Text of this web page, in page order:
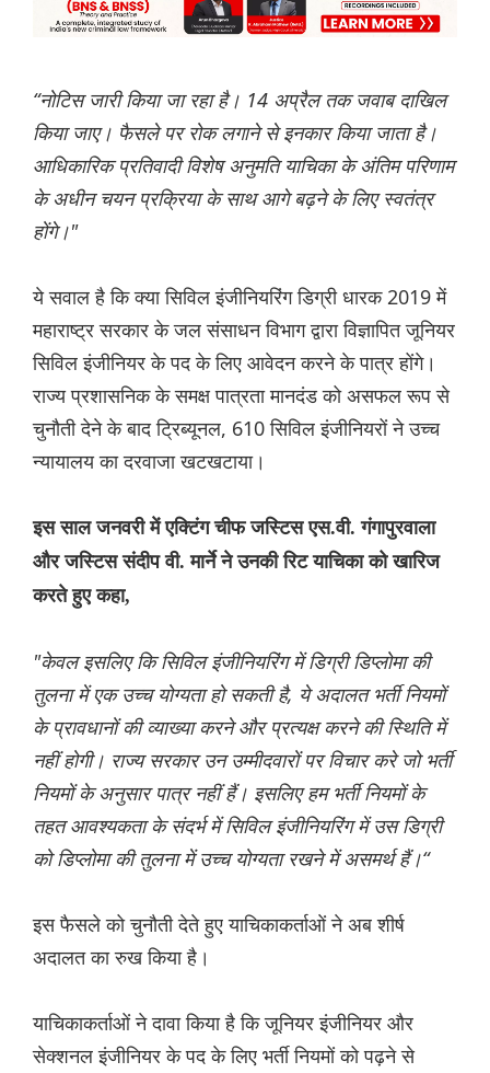
“नोटिस जारी किया जा रहा है। 14 अप्रैल तक जवाब दाखिल
किया जाए। फैसले पर रोक लगाने से इनकार किया जाता है।
आधिकारिक प्रतिवादी विशेष अनुमति याचिका के अंतिम परिणाम
के अधीन चयन प्रक्रिया के साथ आगे बढ़ने के लिए स्वतंत्र
होंगे।"
ये सवाल है कि क्या सिविल इंजीनियरिंग डिग्री धारक 2019 में
महाराष्ट्र सरकार के जल संसाधन विभाग द्वारा विज्ञापित जूनियर
सिविल इंजीनियर के पद के लिए आवेदन करने के पात्र होंगे।
राज्य प्रशासनिक के समक्ष पात्रता मानदंड को असफल रूप से
चुनौती देने के बाद ट्रिब्यूनल, 610 सिविल इंजीनियरों ने उच्च
न्यायालय का दरवाजा खटखटाया।
इस साल जनवरी में एक्टिंग चीफ जस्टिस एस.वी. गंगापुरवाला
और जस्टिस संदीप वी. मार्ने ने उनकी रिट याचिका को खारिज
करते हुए कहा,
"केवल इसलिए कि सिविल इंजीनियरिंग में डिग्री डिप्लोमा की
तुलना में एक उच्च योग्यता हो सकती है, ये अदालत भर्ती नियमों
के प्रावधानों की व्याख्या करने और प्रत्यक्ष करने की स्थिति में
नहीं होगी। राज्य सरकार उन उम्मीदवारों पर विचार करे जो भर्ती
नियमों के अनुसार पात्र नहीं हैं। इसलिए हम भर्ती नियमों के
तहत आवश्यकता के संदर्भ में सिविल इंजीनियरिंग में उस डिग्री
को डिप्लोमा की तुलना में उच्च योग्यता रखने में असमर्थ हैं।“
इस फैसले को चुनौती देते हुए याचिकाकर्ताओं ने अब शीर्ष
अदालत का रुख किया है।
याचिकाकर्ताओं ने दावा किया है कि जूनियर इंजीनियर और
सेक्शनल इंजीनियर के पद के लिए भर्ती नियमों को पढ़ने से